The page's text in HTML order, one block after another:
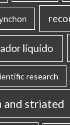
líquido
research
and striated